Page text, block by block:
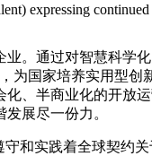
expressing
。通过对智慧科学
为国家培养实用型
、半商业化的开放
展尽一份力。
和实践着全球契